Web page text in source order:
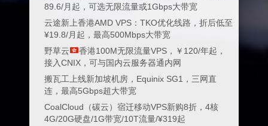
89.6/月起，可选无限流量或1Gbps大带宽
云途新上香港AMD VPS：TKO优化线路，折后低至
¥19.8/月起，最高500Mbps大带宽
野草云
香港100M无限流量VPS，￥120/年起，
接入CNIX，可与国内云服务器通内网
搬瓦工上线新加坡机房，Equinix SG1，三网直
连，最高5Gbps超大带宽
CoalCloud（碳云）宿迁移动VPS新购8折，4核
4G/20G硬盘/1G带宽/10T流量/¥319起